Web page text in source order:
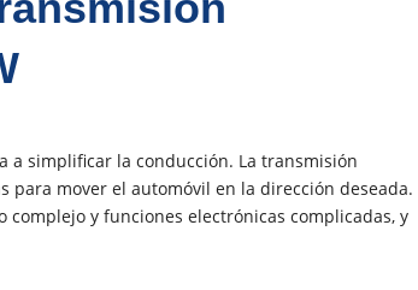
a simplificar la conducción. La transmisión
para mover el automóvil en la dirección deseada.
y funciones electrónicas complicadas, y